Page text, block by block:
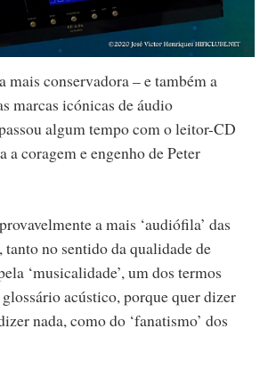
mais conservadora – e também a
marcas icónicas de áudio
algum tempo com o leitor-CD
a coragem e engenho de Peter
a mais ‘audiófila’ das
tanto no sentido da qualidade de
‘musicalidade’, um dos termos
glossário acústico, porque quer dizer
nada, como do ‘fanatismo’ dos